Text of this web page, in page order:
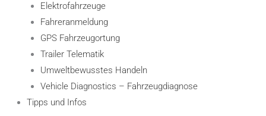
Elektro­fahr­zeuge
Fahreranmeldung
GPS Fahrzeugortung
Trailer Telematik
Umweltbewusstes Handeln
Vehicle Diagnostics – Fahrzeugdiagnose
Tipps und Infos